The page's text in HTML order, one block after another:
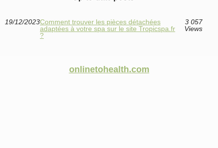
19/12/2023Comment trouver les pièces détachées
adaptées à votre spa sur le site Tropicspa.fr
?
3 057
Views
onlinetohealth.com